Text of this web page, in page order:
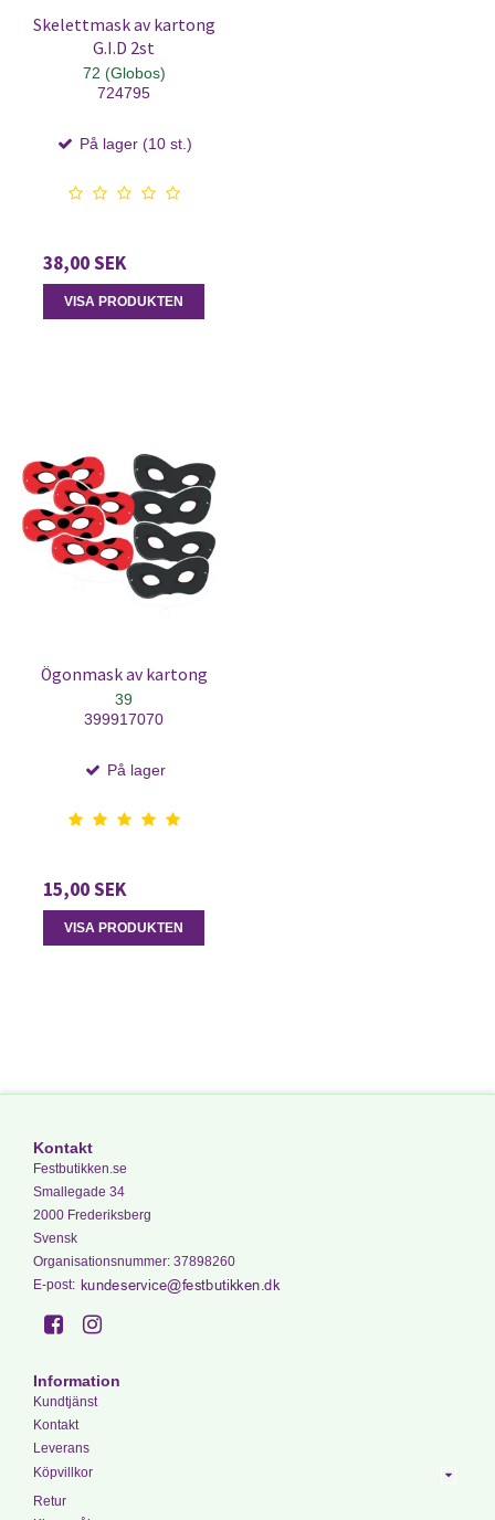
Skelettmask av kartong
G.I.D 2st
72 (Globos)
724795
På lager (10 st.)
38,00 SEK
VISA PRODUKTEN
Ögonmask av kartong
39
399917070
På lager
15,00 SEK
VISA PRODUKTEN
Kontakt
Festbutikken.se
Smallegade 34
2000 Frederiksberg
Svensk
Organisationsnummer: 37898260
E-post:
Information
Kundtjänst
Kontakt
Leverans
Köpvillkor
Retur